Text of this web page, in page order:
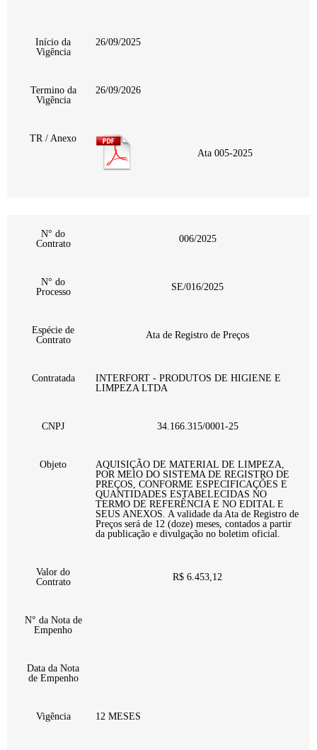
Início da
Vigência
26/09/2025
Termino da
Vigência
26/09/2026
TR / Anexo
Ata 005-2025
N° do
Contrato
006/2025
N° do
Processo
SE/016/2025
Espécie de
Contrato
Ata de Registro de Preços
Contratada
INTERFORT - PRODUTOS DE HIGIENE E
LIMPEZA LTDA
CNPJ 34.166.315/0001-25
Objeto
AQUISIÇÃO DE MATERIAL DE LIMPEZA,
POR MEIO DO SISTEMA DE REGISTRO DE
PREÇOS, CONFORME ESPECIFICAÇÕES E
QUANTIDADES ESTABELECIDAS NO
TERMO DE REFERÊNCIA E NO EDITAL E
SEUS ANEXOS. A validade da Ata de Registro de
Preços será de 12 (doze) meses, contados a partir
da publicação e divulgação no boletim oficial.
Valor do
Contrato
R$ 6.453,12
N° da Nota de
Empenho
Data da Nota
de Empenho
Vigência 12 MESES